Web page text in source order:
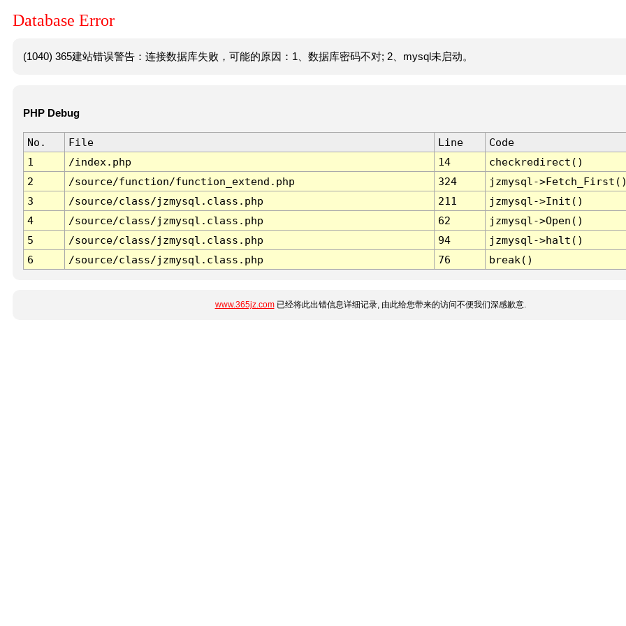
Database Error
(1040) 365建站错误警告：连接数据库失败，可能的原因：1、数据库密码不对; 2、mysql未启动。
PHP Debug
No. File Line
Code
1
/index.php 14
checkredirect()
2
/source/function/function_extend.php 324
jzmysql-
3
/source/class/jzmysql.class.php 211
jzmysql->Init()
4
/source/class/jzmysql.class.php 62
jzmysql->Open()
5
/source/class/jzmysql.class.php 94
jzmysql->halt()
6
/source/class/jzmysql.class.php 76 break()
www.365jz.com已经将此出错信息详细记录, 由此给您带来的访问不便我们深感歉意.